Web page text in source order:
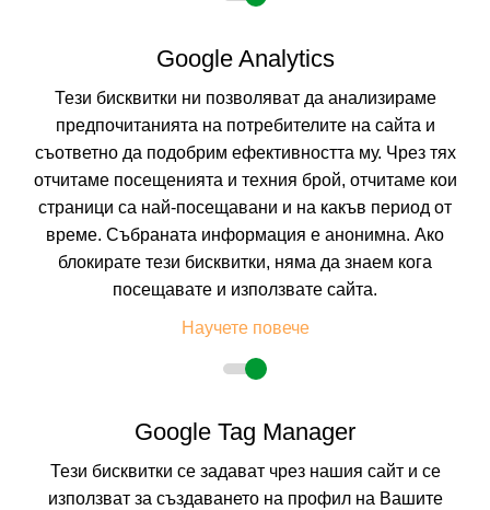
БЕЙ АПАРТМЪНТС
СОЗОПОЛ, БУРГАС, БЪЛГАРИЯ Покажи на картата
(от 0 мнения на клиенти)
(Само Нощувка)
На изплащане с
Google Analytics
Тези бисквитки ни позволяват да анализираме
предпочитанията на потребителите на сайта и
съответно да подобрим ефективността му. Чрез тях
отчитаме посещенията и техния брой, отчитаме кои
страници са най-посещавани и на какъв период от
време. Събраната информация е анонимна. Ако
блокирате тези бисквитки, няма да знаем кога
посещавате и използвате сайта.
Научете повече
Google Tag Manager
Тези бисквитки се задават чрез нашия сайт и се
използват за създаването на профил на Вашите